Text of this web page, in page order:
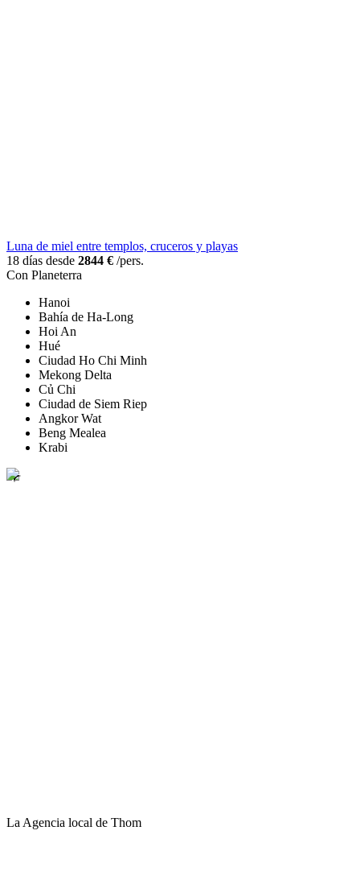
Luna de miel entre templos, cruceros y playas
18 días desde 2844 € /pers.
Con Planeterra
Hanoi
Bahía de Ha-Long
Hoi An
Hué
Ciudad Ho Chi Minh
Mekong Delta
Củ Chi
Ciudad de Siem Riep
Angkor Wat
Beng Mealea
Krabi
La Agencia local de Thom